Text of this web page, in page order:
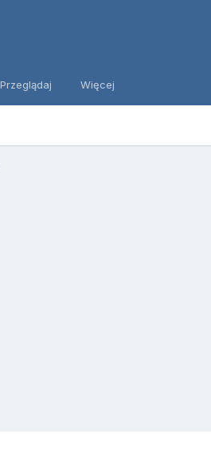
Przeglądaj Więcej